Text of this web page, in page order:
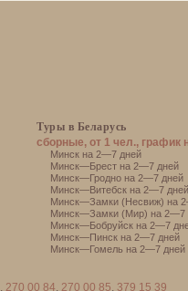
, 270 00 84, 270 00 85, 379 15 39
Туры в Беларусь
сборные, от 1 чел., график
Минск на 2—7 дней
Минск—Брест на 2—7 дней
Минск—Гродно на 2—7 дней
Минск—Витебск на 2—7 дней
Минск—Замки (Несвиж) на
Минск—Замки (Мир) на 2—7
Минск—Бобруйск на 2—7
Минск—Пинск на 2—7 дней
Минск—Гомель на 2—7 дней